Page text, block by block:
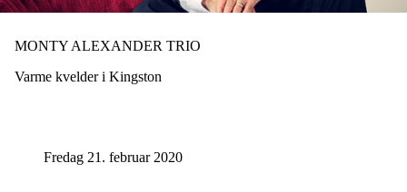
MONTY ALEXANDER TRIO
Varme kvelder i Kingston
Fredag 21. februar 2020